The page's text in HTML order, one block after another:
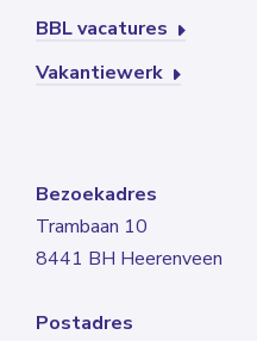
BBL vacatures
Vakantiewerk
Bezoekadres
Trambaan 10
8441 BH Heerenveen
Postadres